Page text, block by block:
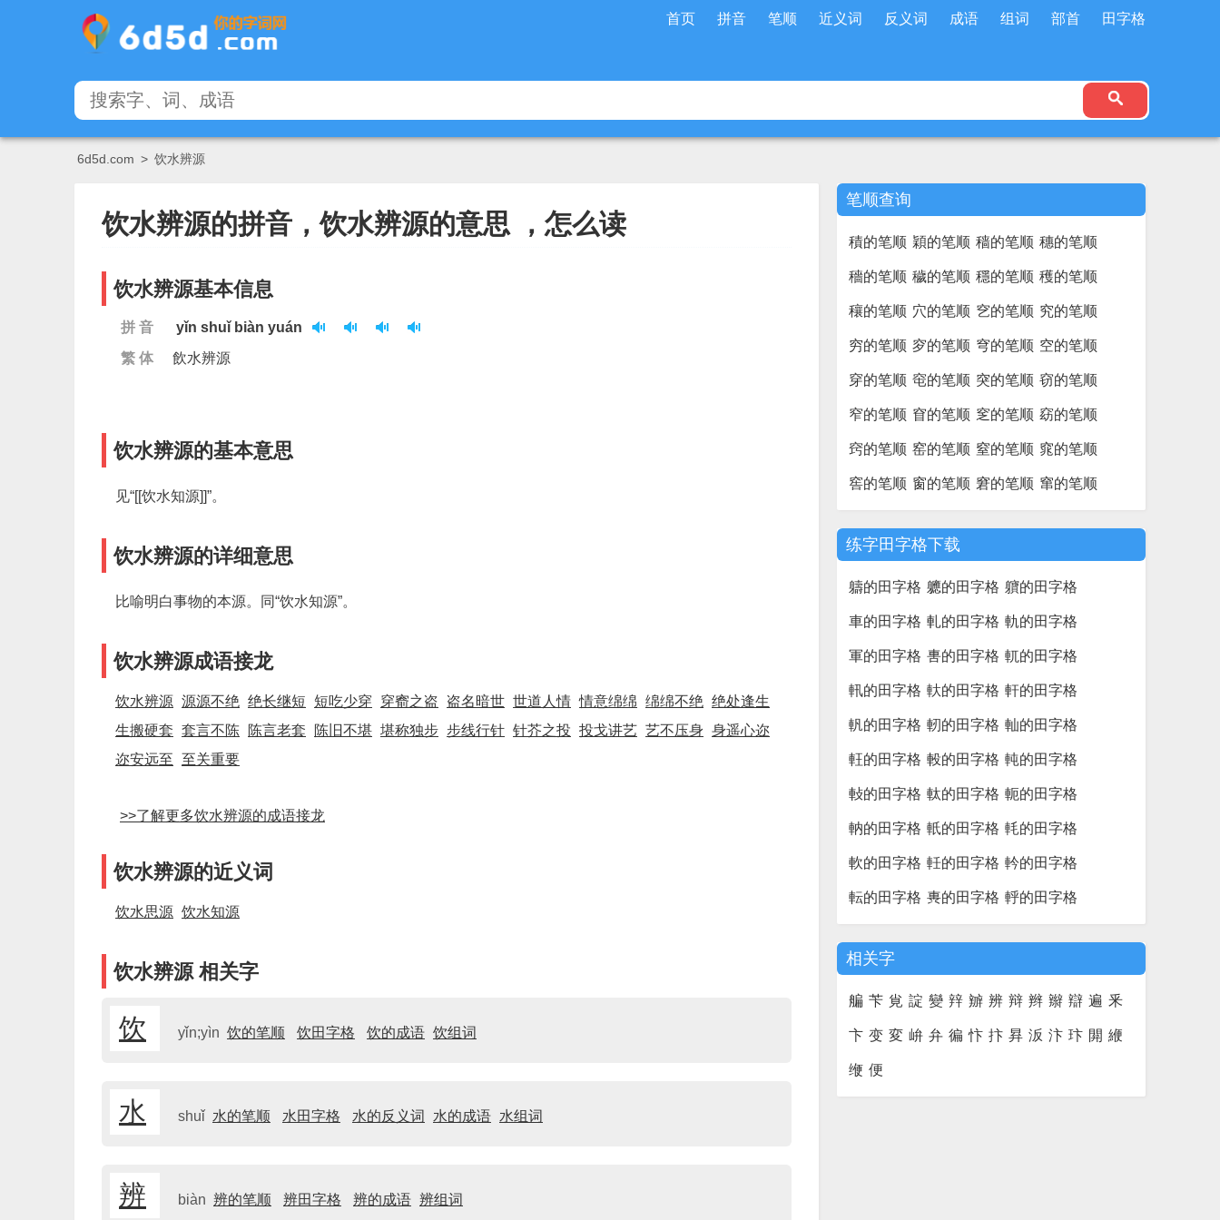
首页 拼音 笔顺 近义词 反义词 成语 组词 部首 田字格
6d5d.com > 饮水辨源
饮水辨源的拼音，饮水辨源的意思 ，怎么读
饮水辨源基本信息
拼 音
yǐn shuǐ biàn yuán
繁 体
飲水辨源
饮水辨源的基本意思
见“[[饮水知源]]”。
饮水辨源的详细意思
比喻明白事物的本源。同“饮水知源”。
饮水辨源成语接龙
饮水辨源 源源不绝 绝长继短 短吃少穿 穿窬之盗 盗名暗世 世道人情 情意绵绵 绵绵不绝 绝处逢生
生搬硬套 套言不陈 陈言老套 陈旧不堪 堪称独步 步线行针 针芥之投 投戈讲艺 艺不压身 身遥心迩
迩安远至 至关重要
>>了解更多饮水辨源的成语接龙
饮水辨源的近义词
饮水思源 饮水知源
饮水辨源 相关字
饮 yǐn;yìn 饮的笔顺 饮田字格 饮的成语 饮组词
水 shuǐ 水的笔顺 水田字格 水的反义词 水的成语 水组词
辨 biàn 辨的笔顺 辨田字格 辨的成语 辨组词
笔顺查询
積的笔顺 穎的笔顺 穑的笔顺 穗的笔顺
穡的笔顺 穢的笔顺 穩的笔顺 穫的笔顺
穰的笔顺 穴的笔顺 穵的笔顺 究的笔顺
穷的笔顺 穸的笔顺 穹的笔顺 空的笔顺
穿的笔顺 窀的笔顺 突的笔顺 窃的笔顺
窄的笔顺 窅的笔顺 窆的笔顺 窈的笔顺
窍的笔顺 窑的笔顺 窒的笔顺 窕的笔顺
窖的笔顺 窗的笔顺 窘的笔顺 窜的笔顺
练字田字格下载
軇的田字格 軈的田字格 軉的田字格
車的田字格 軋的田字格 軌的田字格
軍的田字格 軎的田字格 軏的田字格
軐的田字格 軑的田字格 軒的田字格
軓的田字格 軔的田字格 軕的田字格
軖的田字格 軗的田字格 軘的田字格
軙的田字格 軚的田字格 軛的田字格
軜的田字格 軝的田字格 軞的田字格
軟的田字格 軠的田字格 軡的田字格
転的田字格 軣的田字格 軤的田字格
相关字
艑 苄 覍 諚 變 辡 辧 辨 辩 辫 辮 辯 遍 釆
卞 变 変 峅 弁 徧 忭 抃 昪 汳 汴 玣 閞 緶
缏 便